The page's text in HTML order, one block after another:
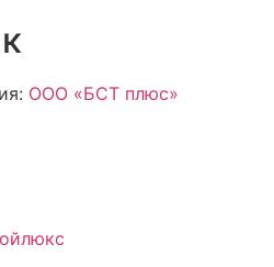
ООО «БСТ плюс»